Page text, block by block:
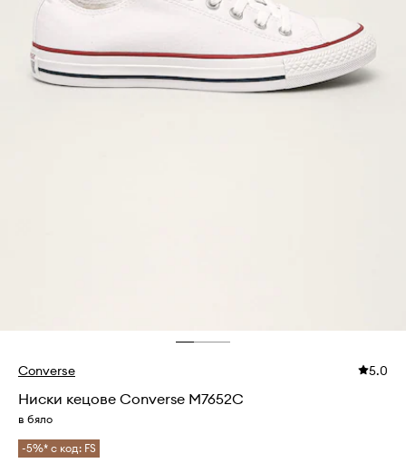
Converse 5.0
Ниски кецове Converse M7652C
в бяло
-5%* с код: FS